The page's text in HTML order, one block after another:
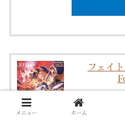
フェイ
メニュー ホーム